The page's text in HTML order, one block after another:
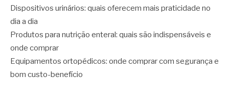
Dispositivos urinários: quais oferecem mais praticidade no
dia a dia
Produtos para nutrição enteral: quais são indispensáveis e
onde comprar
Equipamentos ortopédicos: onde comprar com segurança e
bom custo-benefício